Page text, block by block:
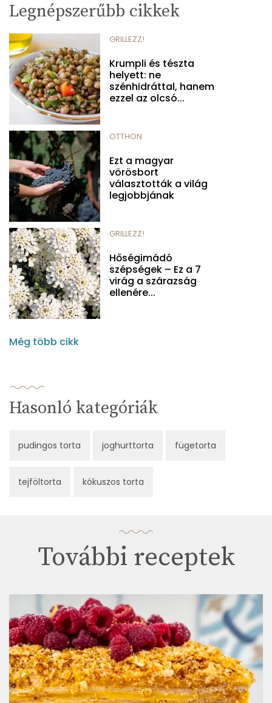
Legnépszerűbb cikkek
GRILLEZZ!
Krumpli és tészta
helyett: ne
szénhidráttal, hanem
ezzel az olcsó...
OTTHON
Ezt a magyar
vörösbort
választották a világ
legjobbjának
GRILLEZZ!
Hőségimádó
szépségek – Ez a 7
virág a szárazság
ellenére...
Még több cikk
Hasonló kategóriák
pudingos torta joghurttorta fügetorta
tejföltorta kókuszos torta
További receptek